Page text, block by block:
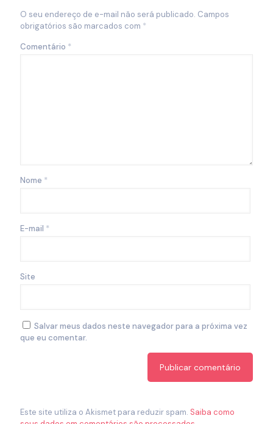
O seu endereço de e-mail não será publicado. Campos
obrigatórios são marcados com *
Comentário *
Nome *
E-mail *
Site
Salvar meus dados neste navegador para a próxima vez
que eu comentar.
Este site utiliza o Akismet para reduzir spam. Saiba como